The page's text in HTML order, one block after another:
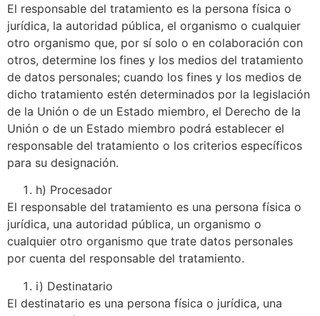
El responsable del tratamiento es la persona física o
jurídica, la autoridad pública, el organismo o cualquier
otro organismo que, por sí solo o en colaboración con
otros, determine los fines y los medios del tratamiento
de datos personales; cuando los fines y los medios de
dicho tratamiento estén determinados por la legislación
de la Unión o de un Estado miembro, el Derecho de la
Unión o de un Estado miembro podrá establecer el
responsable del tratamiento o los criterios específicos
para su designación.
h) Procesador
El responsable del tratamiento es una persona física o
jurídica, una autoridad pública, un organismo o
cualquier otro organismo que trate datos personales
por cuenta del responsable del tratamiento.
i) Destinatario
El destinatario es una persona física o jurídica, una